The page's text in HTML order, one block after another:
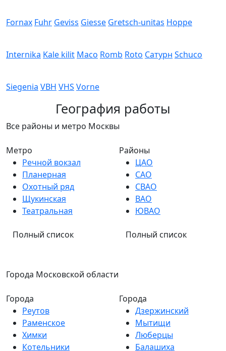
Fornax Fuhr Geviss Giesse Gretsch-unitas Hoppe
Internika Kale kilit Maco Romb Roto Сатурн Schuco
Siegenia VBH VHS Vorne
География работы
Все районы и метро Москвы
Метро
Речной вокзал
Планерная
Охотный ряд
Щукинская
Театральная
Полный список
Районы
ЦАО
САО
СВАО
ВАО
ЮВАО
Полный список
Города Московской области
Города
Реутов
Раменское
Химки
Котельники
Города
Дзержинский
Мытищи
Люберцы
Балашиха